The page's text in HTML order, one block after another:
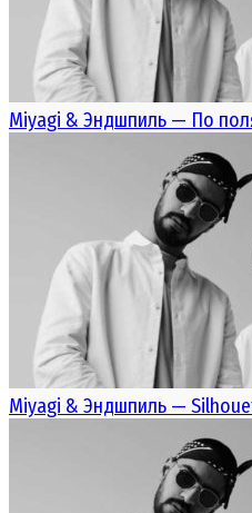
Miyagi & Эндшпиль — По
Miyagi & Эндшпиль —